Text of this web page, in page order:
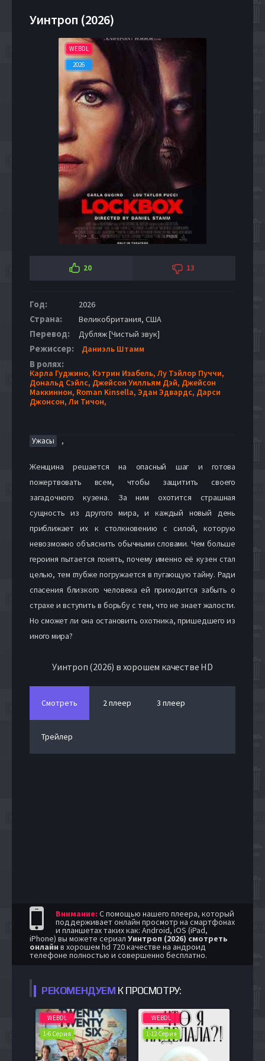
Уинтроп (2026)
WEBDL
2026
20 13
Год: 2026
Страна: Великобритания, США
Перевод: Дубляж [Чистый звук]
Режиссер: Даниэль Штамм
В ролях:
Карла Гуджино, Кэтрин Изабель,Лу Тэйлор Пуччи,
Дональд Сэйлс, Джейсон Уилльям Дэй, Джейсон
Маккиннон, Roman Kinsella, Эдан Эдвардс, Дарси
Джонсон,Ли Тичон,
Ужасы ,
Женщина решается на опасный шаг и готова
пожертвовать всем, чтобы защитить своего
загадочного кузена. За ним охотится страшная
сущность из другого мира, и каждый новый день
приближает их к столкновению с силой, которую
невозможно объяснить обычными словами. Чем больше
героиня пытается понять, почему именно её кузен стал
целью, тем глубже погружается в пугающую тайну. Ради
спасения близкого человека ей приходится забыть о
страхе и вступить в борьбу с тем, что не знает жалости.
Но сможет ли она остановить охотника, пришедшего из
иного мира?
Уинтроп (2026) в хорошем качестве HD
Смотреть 2 плеер 3 плеер
Трейлер
Внимание: С помощью нашего плеера, который
поддерживает онлайн просмотр на смартфонах
и планшетах таких как: Android, iOS (iPad,
iPhone) вы можете сериал Уинтроп (2026) смотреть
онлайн в хорошем hd 720 качестве на андроид
телефоне полностью и совершенно бесплатно.
РЕКОМЕНДУЕМ К ПРОСМОТРУ:
WEBDL
1-6 Серия
WEBDL
1-12 Серия